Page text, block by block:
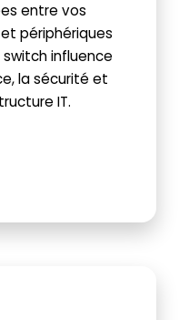
entre vos
périphériques
influence
la sécurité et
IT.